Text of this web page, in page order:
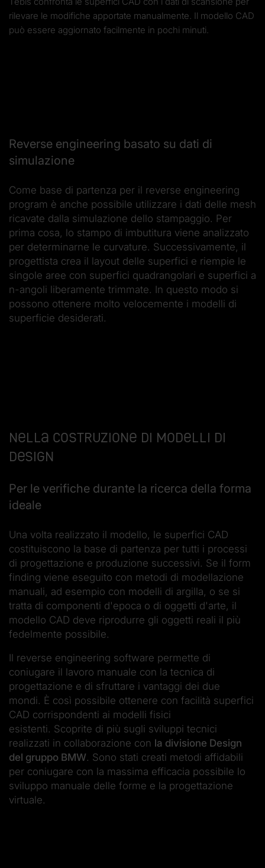
rilevare le modifiche apportate manualmente. Il modello CAD
può essere aggiornato facilmente in pochi minuti.
Reverse engineering basato su dati di
simulazione
Come base di partenza per il reverse engineering
program è anche possibile utilizzare i dati delle mesh
ricavate dalla simulazione dello stampaggio. Per
prima cosa, lo stampo di imbutitura viene analizzato
per determinarne le curvature. Successivamente, il
progettista crea il layout delle superfici e riempie le
singole aree con superfici quadrangolari e superfici a
n-angoli liberamente trimmate. In questo modo si
possono ottenere molto velocemente i modelli di
superficie desiderati.
Nella costruzione di modelli di
design
Per le verifiche durante la ricerca della forma
ideale
Una volta realizzato il modello, le superfici CAD
costituiscono la base di partenza per tutti i processi
di progettazione e produzione successivi. Se il form
finding viene eseguito con metodi di modellazione
manuali, ad esempio con modelli di argilla, o se si
tratta di componenti d'epoca o di oggetti d'arte, il
modello CAD deve riprodurre gli oggetti reali il più
fedelmente possibile.
Il reverse engineering software permette di
coniugare il lavoro manuale con la tecnica di
progettazione e di sfruttare i vantaggi dei due
mondi. È così possibile ottenere con facilità superfici
CAD corrispondenti ai modelli fisici
esistenti. Scoprite di più sugli sviluppi tecnici
realizzati in collaborazione con la divisione Design
del gruppo BMW. Sono stati creati metodi affidabili
per coniugare con la massima efficacia possibile lo
sviluppo manuale delle forme e la progettazione
virtuale.